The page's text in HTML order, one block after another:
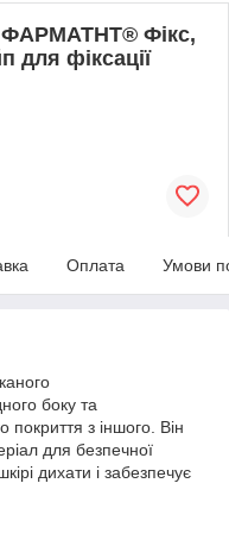
ФАРМАТНТ® Фікс,
для фіксації
Оплата Умови
боку та
покриття з іншого. Він
для безпечної
дихати і забезпечує